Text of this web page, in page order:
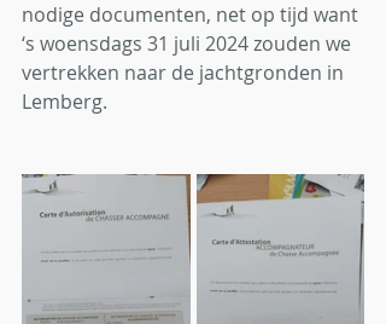
nodige documenten, net op tijd want
‘s woensdags 31 juli 2024 zouden we
vertrekken naar de jachtgronden in
Lemberg.